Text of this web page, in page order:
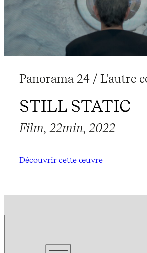
Panorama 24 / L'autre
STILL STATIC
Film, 22min, 2022
Découvrir cette œuvre